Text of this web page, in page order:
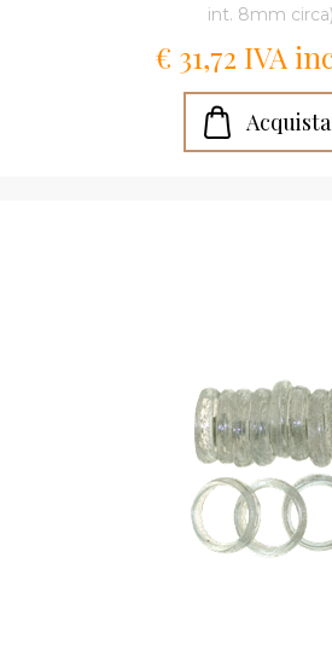
int. 8mm circa)
€ 31,72 IVA